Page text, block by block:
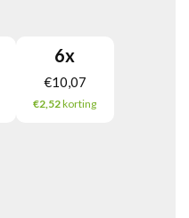
6x
€10,07
€2,52korting